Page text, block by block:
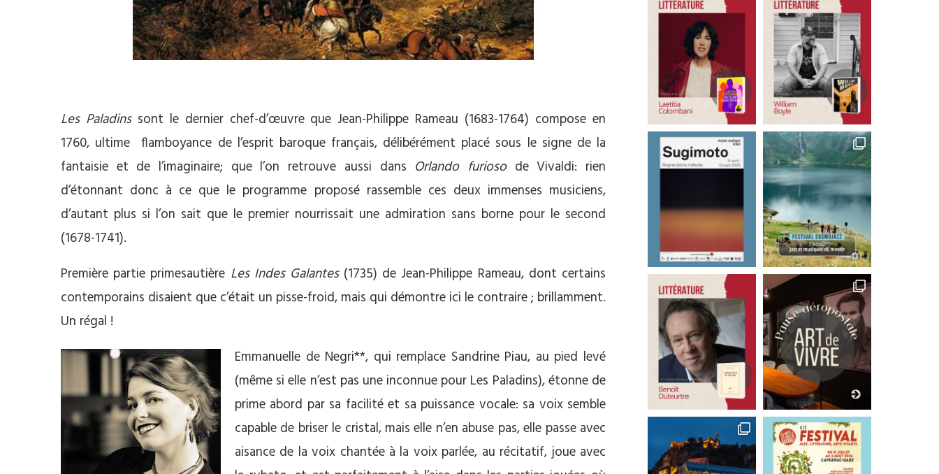
Les Paladinssont le dernier chef-d’œuvre que Jean-Philippe Rameau (1683-1764) compose en
1760, ultime flamboyance de l’esprit baroque français, délibérément placé sous le signe de la
fantaisie et de l’imaginaire; que l’on retrouve aussi dans Orlando furiosode Vivaldi: rien
d’étonnant donc à ce que le programme proposé rassemble ces deux immenses musiciens,
d’autant plus si l’on sait que le premier nourrissait une admiration sans borne pour le second
(1678-1741).
Première partie primesautière Les Indes Galantes(1735) de Jean-Philippe Rameau, dont certains
contemporains disaient que c’était un pisse-froid, mais qui démontre ici le contraire ; brillamment.
Un régal !
Emmanuelle de Negri**, qui remplace Sandrine Piau, au pied levé
(même si elle n’est pas une inconnue pour Les Paladins), étonne de
prime abord par sa facilité et sa puissance vocale: sa voix semble
capable de briser le cristal, mais elle n’en abuse pas, elle passe avec
aisance de la voix chantée à la voix parlée, au récitatif, joue avec